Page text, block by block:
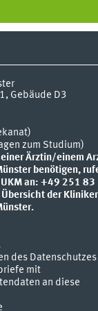
Gebäude D3
zum Studium)
Ärztin/einem
benötigen,
an: +49 251 83
der
des Datenschutzes
mit
an diese